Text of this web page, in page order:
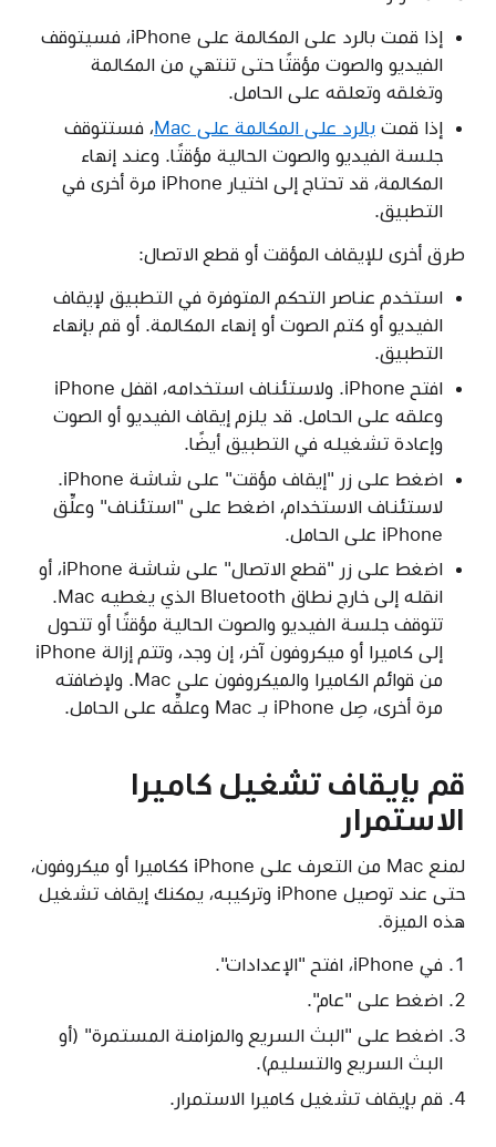
إذا قمت بالرد على المكالمة على iPhone، فسيتوقف
الفيديو والصوت مؤقتًا حتى تنتهي من المكالمة
وتغلقه وتعلقه على الحامل.
إذا قمت بالرد على المكالمة على Mac
، فستتوقف
جلسة الفيديو والصوت الحالية مؤقتًا. وعند إنهاء
المكالمة، قد تحتاج إلى اختيار iPhone مرة أخرى في
التطبيق.
طرق أخرى للإيقاف المؤقت أو قطع الاتصال:
استخدم عناصر التحكم المتوفرة في التطبيق لإيقاف
الفيديو أو كتم الصوت أو إنهاء المكالمة. أو قم بإنهاء
التطبيق.
افتح iPhone. ولاستئناف استخدامه، اقفل iPhone
وعلقه على الحامل. قد يلزم إيقاف الفيديو أو الصوت
وإعادة تشغيله في التطبيق أيضًا.
اضغط على زر "إيقاف مؤقت" على شاشة iPhone.
لاستئناف الاستخدام، اضغط على "استئناف" وعلِّق
iPhone على الحامل.
اضغط على زر "قطع الاتصال" على شاشة iPhone، أو
انقله إلى خارج نطاق Bluetooth الذي يغطيه Mac.
تتوقف جلسة الفيديو والصوت الحالية مؤقتًا أو تتحول
إلى كاميرا أو ميكروفون آخر، إن وجد، وتتم إزالة iPhone
من قوائم الكاميرا والميكروفون على Mac. ولإضافته
مرة أخرى، صِل iPhone بـ Mac وعلقِّه على الحامل.
قم بإيقاف تشغيل كاميرا
الاستمرار
لمنع Mac من التعرف على iPhone ككاميرا أو ميكروفون،
حتى عند توصيل iPhone وتركيبه، يمكنك إيقاف تشغيل
هذه الميزة.
في iPhone، افتح "الإعدادات".
اضغط على "عام".
اضغط على "البث السريع والمزامنة المستمرة" (أو
البث السريع والتسليم).
قم بإيقاف تشغيل كاميرا الاستمرار.